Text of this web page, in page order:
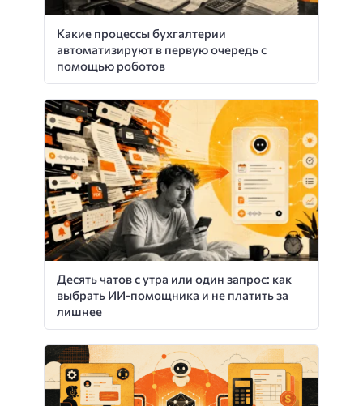
Какие процессы бухгалтерии
автоматизируют в первую очередь с
помощью роботов
Десять чатов с утра или один запрос: как
выбрать ИИ-помощника и не платить за
лишнее